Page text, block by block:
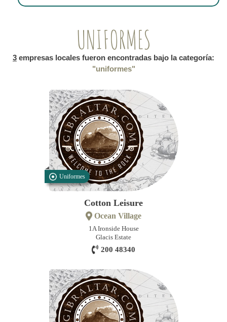
UNIFORMES
3 empresas locales fueron encontradas bajo la categoría:
"uniformes"
Uniformes
Cotton Leisure
Ocean Village
1A Ironside House
Glacis Estate
200 48340